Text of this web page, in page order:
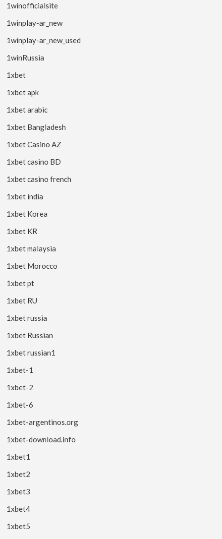
1winofficialsite
1winplay-ar_new
1winplay-ar_new_used
1winRussia
1xbet
1xbet apk
1xbet arabic
1xbet Bangladesh
1xbet Casino AZ
1xbet casino BD
1xbet casino french
1xbet india
1xbet Korea
1xbet KR
1xbet malaysia
1xbet Morocco
1xbet pt
1xbet RU
1xbet russia
1xbet Russian
1xbet russian1
1xbet-1
1xbet-2
1xbet-6
1xbet-argentinos.org
1xbet-download.info
1xbet1
1xbet2
1xbet3
1xbet4
1xbet5